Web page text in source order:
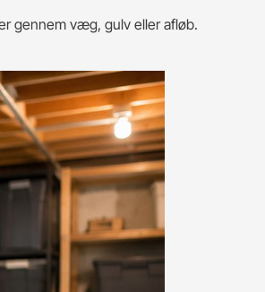
gennem væg, gulv eller afløb.